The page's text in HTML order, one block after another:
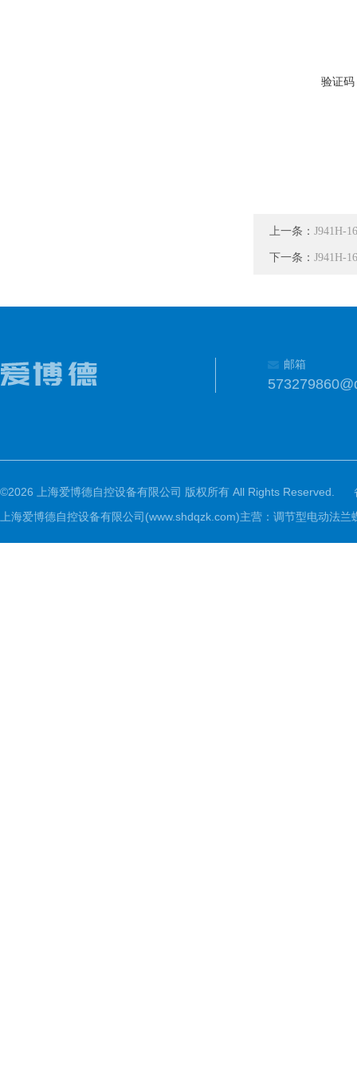
验证码
上一条： J941H-
下一条： J941H-
邮箱
©2026 上海爱博德自控设备有限公司 版权所有 All Rights Reserved.
上海爱博德自控设备有限公司(www.shdqzk.com)主营：调节型电动法